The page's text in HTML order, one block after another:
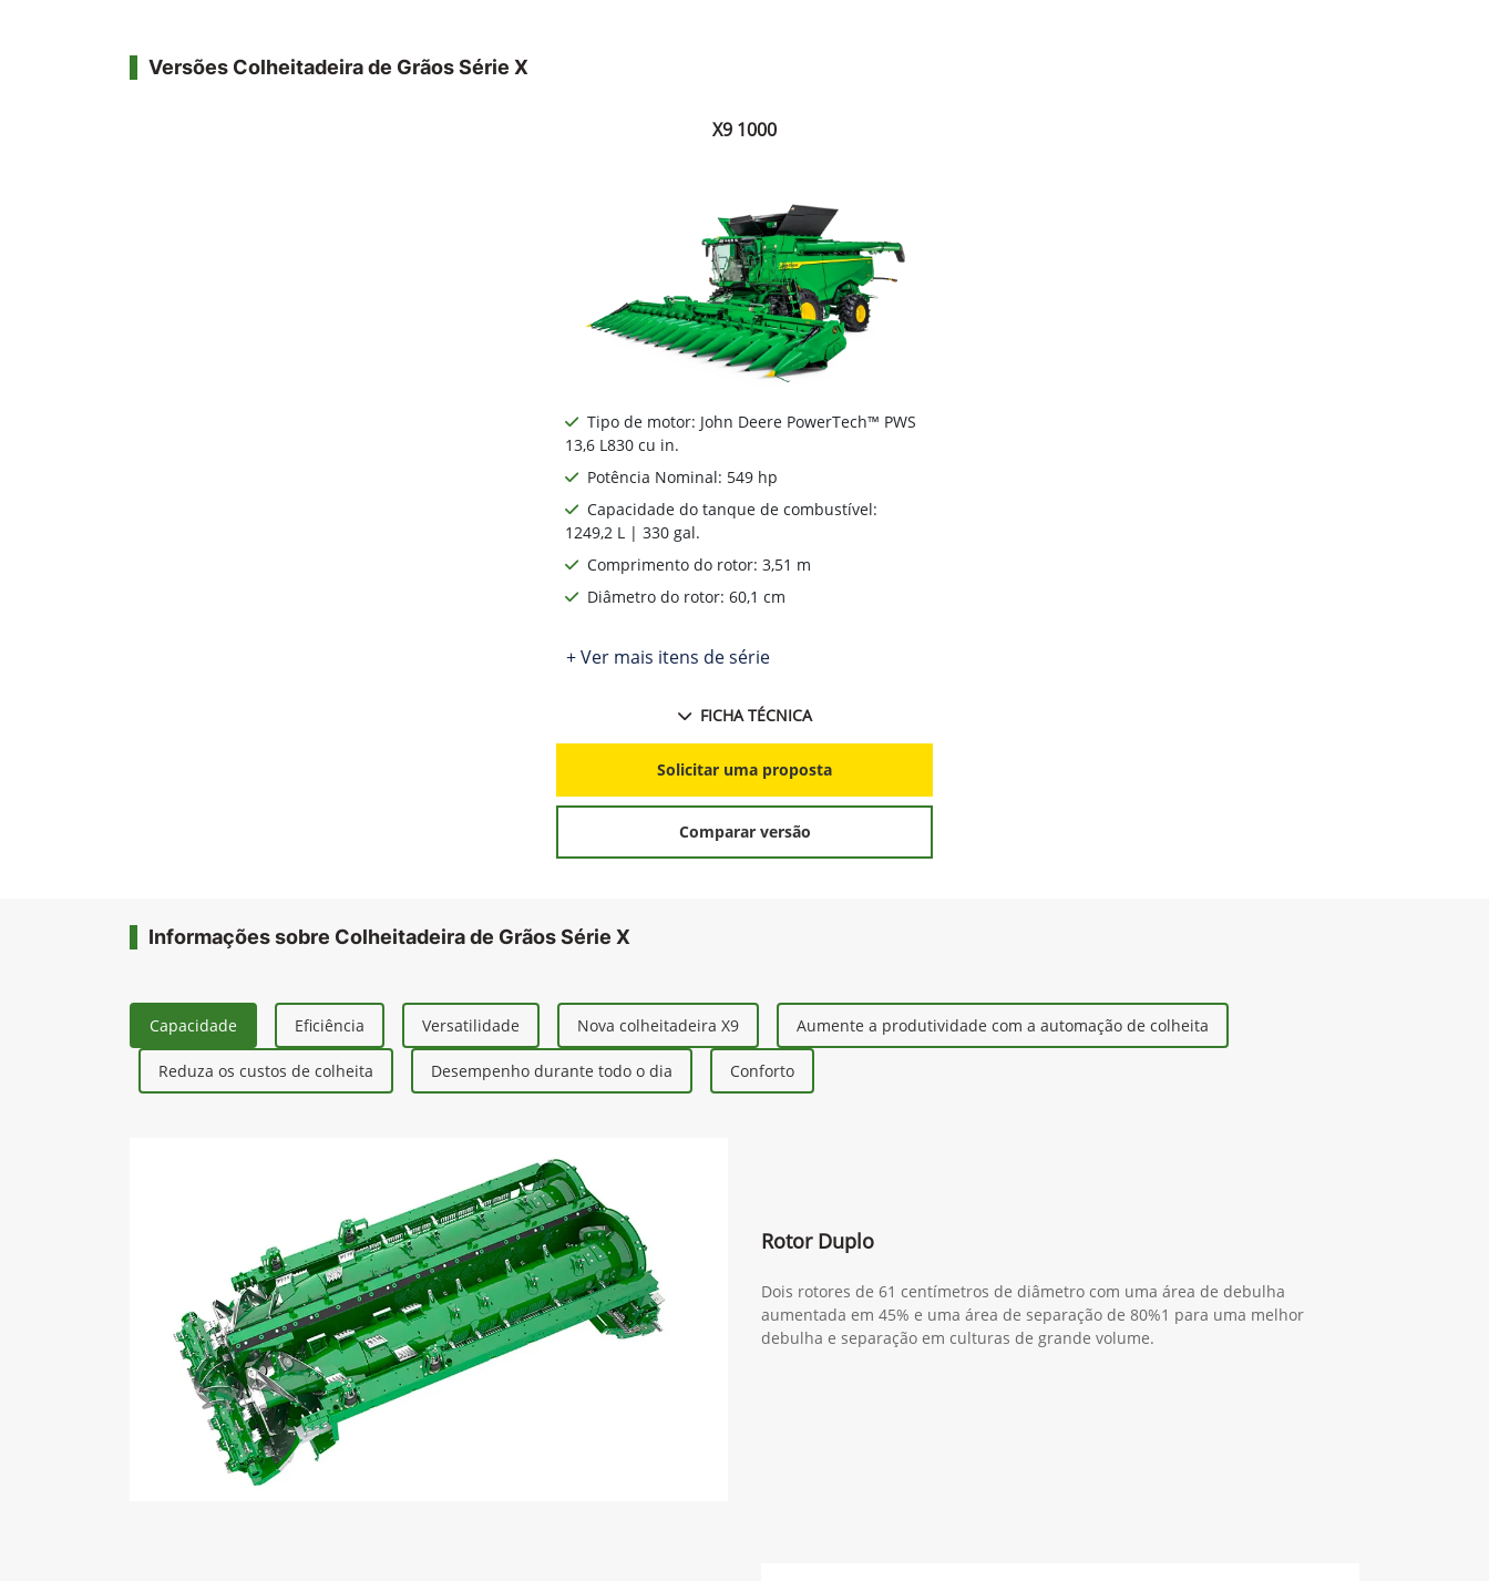
Versões Colheitadeira de Grãos Série X
X9 1000
Tipo de motor: John Deere PowerTech™ PWS
13,6 L830 cu in.
Potência Nominal: 549 hp
Capacidade do tanque de combustível:
1249,2 L | 330 gal.
Comprimento do rotor: 3,51 m
Diâmetro do rotor: 60,1 cm
+ Ver mais itens de série
FICHA TÉCNICA
Solicitar uma proposta
Comparar versão
Informações sobre Colheitadeira de Grãos Série X
Capacidade Eficiência Versatilidade Nova colheitadeira X9 Aumente a produtividade com a automação de colheita
Reduza os custos de colheita Desempenho durante todo o dia Conforto
Rotor Duplo
Dois rotores de 61 centímetros de diâmetro com uma área de debulha
aumentada em 45% e uma área de separação de 80%1 para uma melhor
debulha e separação em culturas de grande volume.